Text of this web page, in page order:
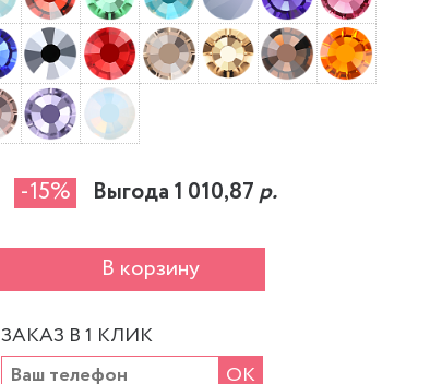
-15% Выгода 1 010,87р.
В корзину
ЗАКАЗ В 1 КЛИК
ОК